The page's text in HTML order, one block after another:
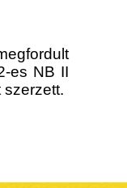
es NB II